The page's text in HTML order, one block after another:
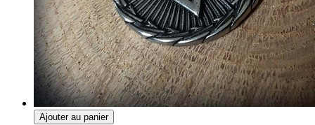
Ajouter au panier